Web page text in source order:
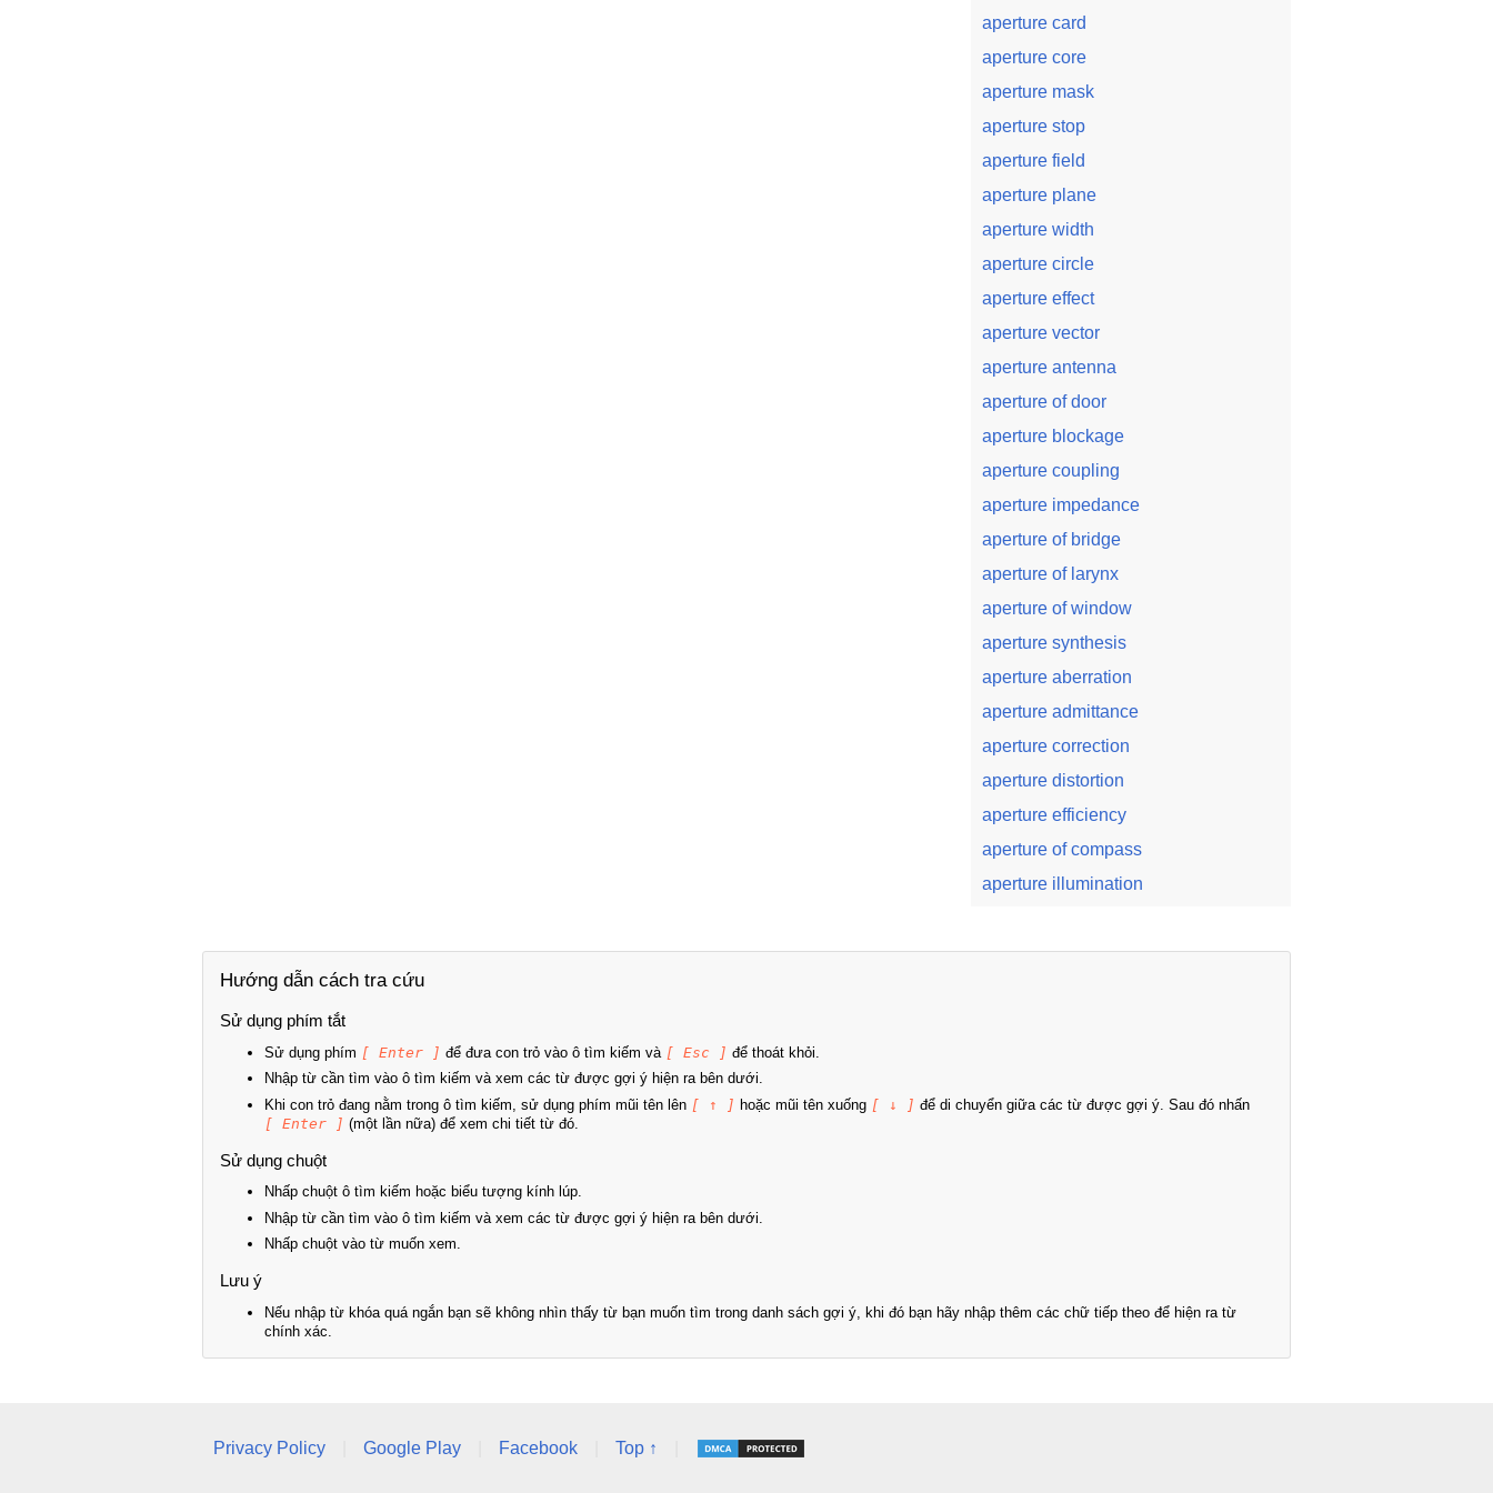
aperture card
aperture core
aperture mask
aperture stop
aperture field
aperture plane
aperture width
aperture circle
aperture effect
aperture vector
aperture antenna
aperture of door
aperture blockage
aperture coupling
aperture impedance
aperture of bridge
aperture of larynx
aperture of window
aperture synthesis
aperture aberration
aperture admittance
aperture correction
aperture distortion
aperture efficiency
aperture of compass
aperture illumination
Hướng dẫn cách tra cứu
Sử dụng phím tắt
Sử dụng phím [ Enter ] để đưa con trỏ vào ô tìm kiếm và [ Esc ] để thoát khỏi.
Nhập từ cần tìm vào ô tìm kiếm và xem các từ được gợi ý hiện ra bên dưới.
Khi con trỏ đang nằm trong ô tìm kiếm, sử dụng phím mũi tên lên [ ↑ ] hoặc mũi tên xuống [ ↓ ] để di chuyển giữa các từ được gợi ý. Sau đó nhấn
[ Enter ] (một lần nữa) để xem chi tiết từ đó.
Sử dụng chuột
Nhấp chuột ô tìm kiếm hoặc biểu tượng kính lúp.
Nhập từ cần tìm vào ô tìm kiếm và xem các từ được gợi ý hiện ra bên dưới.
Nhấp chuột vào từ muốn xem.
Lưu ý
Nếu nhập từ khóa quá ngắn bạn sẽ không nhìn thấy từ bạn muốn tìm trong danh sách gợi ý, khi đó bạn hãy nhập thêm các chữ tiếp theo để hiện ra từ
chính xác.
Privacy Policy Google Play Facebook Top ↑